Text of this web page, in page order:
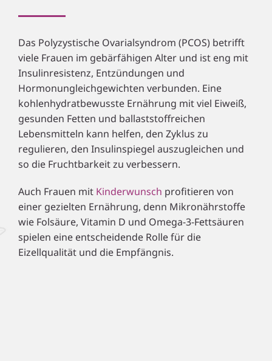
Das Polyzystische Ovarialsyndrom (PCOS) betrifft
viele Frauen im gebärfähigen Alter und ist eng mit
Insulinresistenz, Entzündungen und
Hormonungleichgewichten verbunden. Eine
kohlenhydratbewusste Ernährung mit viel Eiweiß,
gesunden Fetten und ballaststoffreichen
Lebensmitteln kann helfen, den Zyklus zu
regulieren, den Insulinspiegel auszugleichen und
so die Fruchtbarkeit zu verbessern.
Auch Frauen mit Kinderwunsch profitieren von
einer gezielten Ernährung, denn Mikronährstoffe
wie Folsäure, Vitamin D und Omega-3-Fettsäuren
spielen eine entscheidende Rolle für die
Eizellqualität und die Empfängnis.